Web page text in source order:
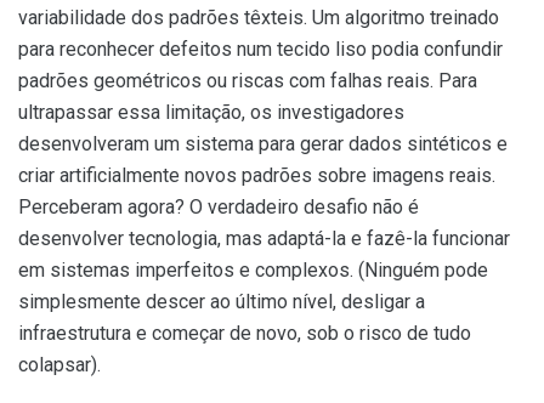
variabilidade dos padrões têxteis. Um algoritmo treinado
para reconhecer defeitos num tecido liso podia confundir
padrões geométricos ou riscas com falhas reais. Para
ultrapassar essa limitação, os investigadores
desenvolveram um sistema para gerar dados sintéticos e
criar artificialmente novos padrões sobre imagens reais.
Perceberam agora? O verdadeiro desafio não é
desenvolver tecnologia, mas adaptá-la e fazê-la funcionar
em sistemas imperfeitos e complexos. (Ninguém pode
simplesmente descer ao último nível, desligar a
infraestrutura e começar de novo, sob o risco de tudo
colapsar).